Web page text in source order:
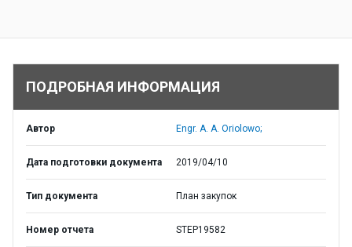
ПОДРОБНАЯ ИНФОРМАЦИЯ
Автор Engr. A. A. Oriolowo;
Дата подготовки документа 2019/04/10
Тип документа План закупок
Номер отчета STEP19582